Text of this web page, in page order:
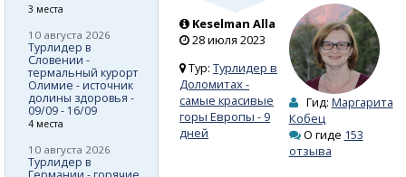
Keselman Alla
28 июля 2023
Тур:Турлидер в
Доломитах -
самые красивые
горы Европы - 9
дней
Гид: Маргарита
Кобец
О гиде 153
отзыва
3 места
10 августа 2026
Турлидер в
Словении -
термальный курорт
Олимие - источник
долины здоровья -
09/09 - 16/09
4 места
10 августа 2026
Турлидер в